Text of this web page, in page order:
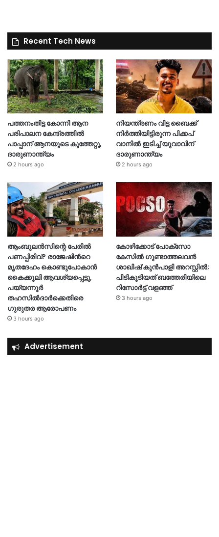
Recent Tech News
പത്തനംതിട്ട കോന്നി ആന
പരിപാലന കേന്ദ്രത്തിൽ
പാപ്പാന് ആനയുടെ കുത്തേറ്റു,
ദാരുണാന്ത്യം
2 hours ago
നിയന്ത്രണം വിട്ട ബൈക്ക്
നിർത്തിയിട്ടിരുന്ന പിക്കപ്
വാനിൽ ഇടിച്ച് യുവാവിന്
ദാരുണാന്ത്യം
2 hours ago
ആംബുലൻസിന്റെ പേരിൽ
പണപ്പിരിവ്? രാജേഷിന്‍റെ
മൃതദേഹം കൊണ്ടുപോകാൻ
കൈക്കൂലി ആവശ്യപ്പെട്ടു,
പയ്യന്നൂർ
തഹസിൽദാർക്കെതിരെ
ഗുരുതര ആരോപണം
3 hours ago
കോഴിക്കോട് പോക്സോ
കേസിൽ ഗുണ്ടാത്തലവൻ
ശാഖിഷ് കുൻപാളി അറസ്റ്റിൽ;
പിടികൂടിയത് ബത്തേരിയിലെ
റിസോർട്ട് വളഞ്ഞ്
3 hours ago
Advertisement